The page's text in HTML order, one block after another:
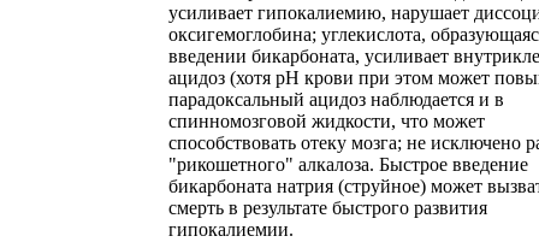
усиливает гипокалиемию, нарушает
оксигемоглобина; углекислота,
введении бикарбоната, усиливает
ацидоз (хотя рН крови при этом может
парадоксальный ацидоз наблюдается и в
спинномозговой жидкости, что может
способствовать отеку мозга; не исключено
"рикошетного" алкалоза. Быстрое введение
бикарбоната натрия (струйное) может
смерть в результате быстрого развития
гипокалиемии.